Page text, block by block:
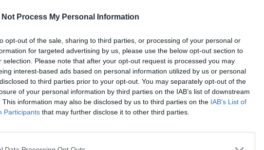
Not Process My Personal Information
opt-out of the sale, sharing to third parties, or processing of your personal or
for targeted advertising by us, please use the below opt-out section to
selection. Please note that after your opt-out request is processed you may
interest-based ads based on personal information utilized by us or personal
to third parties prior to your opt-out. You may separately opt-out of the
of your personal information by third parties on the IAB’s list of downstream
This information may also be disclosed by us to third parties on the IAB’s List of
Participants that may further disclose it to other third parties.